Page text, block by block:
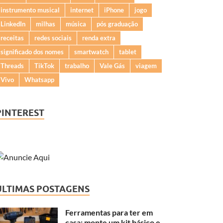
instrumento musical internet iPhone
jogo
LinkedIn
milhas música
pós graduação
receitas
redes sociais
renda extra
significado dos nomes
smartwatch
tablet
Threads
TikTok trabalho Vale Gás
viagem
Vivo
Whatsapp
POSTAGENS
Ferramentas para ter em